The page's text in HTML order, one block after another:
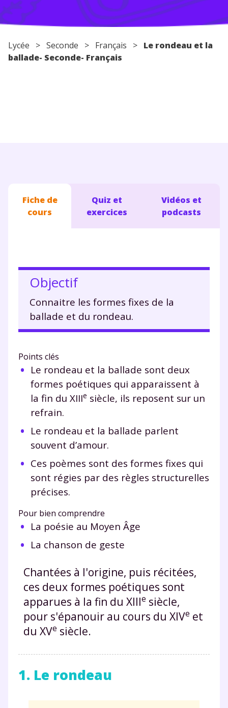
Conseils pour les parents
Lycée > Seconde > Français > Le rondeau et la
ballade- Seconde- Français
Fiche de
cours
Quiz et
exercices
Vidéos et
podcasts
Objectif
Connaitre les formes fixes de la
ballade et du rondeau.
Points clés
Le rondeau et la ballade sont deux
formes poétiques qui apparaissent à
la fin du XIIIe siècle, ils reposent sur un
refrain.
Le rondeau et la ballade parlent
souvent d’amour.
Ces poèmes sont des formes fixes qui
sont régies par des règles structurelles
précises.
Pour bien comprendre
La poésie au Moyen Âge
La chanson de geste
Chantées à l'origine, puis récitées,
ces deux formes poétiques sont
apparues à la fin du XIIIe siècle,
pour s'épanouir au cours du XIVe et
du XVe siècle.
1. Le rondeau